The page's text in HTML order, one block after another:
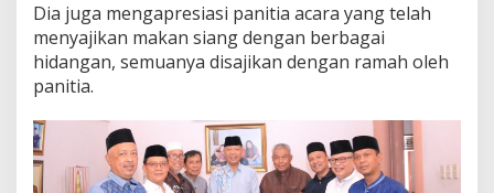
Dia juga mengapresiasi panitia acara yang telah
menyajikan makan siang dengan berbagai
hidangan, semuanya disajikan dengan ramah oleh
panitia.